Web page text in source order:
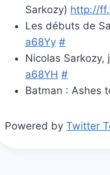
Sarkozy) http://
Les débuts de
a68Yy #
Nicolas Sarkozy,
a68YH #
Batman : Ashes
Powered by Twitter